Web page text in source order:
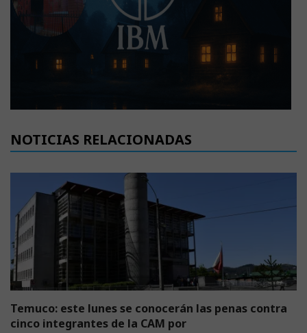
NOTICIAS RELACIONADAS
Temuco: este lunes se conocerán las penas contra
cinco integrantes de la CAM por